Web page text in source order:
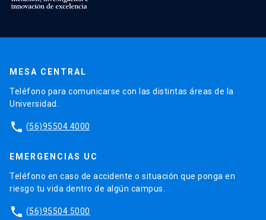
MESA CENTRAL
Teléfono para comunicarse con las distintas áreas de la
Universidad.
phone (56)95504 4000
EMERGENCIAS UC
Teléfono en caso de accidente o situación que ponga en
riesgo tu vida dentro de algún campus.
phone (56)95504 5000